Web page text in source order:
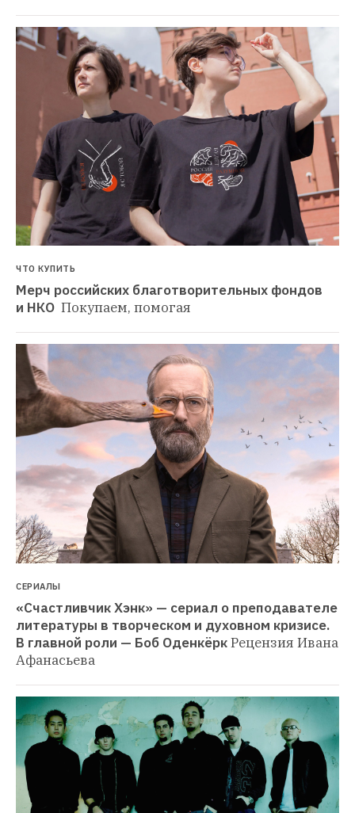
ЧТО КУПИТЬ
Мерч российских благотворительных фондов
и НКО Покупаем, помогая
СЕРИАЛЫ
«Счастливчик Хэнк» — сериал о преподавателе
литературы в творческом и духовном кризисе.
В главной роли — Боб ОденкёркРецензия Ивана
Афанасьева